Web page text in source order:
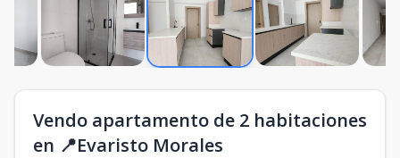
Vendo apartamento de 2 habitaciones
en 📍Evaristo Morales